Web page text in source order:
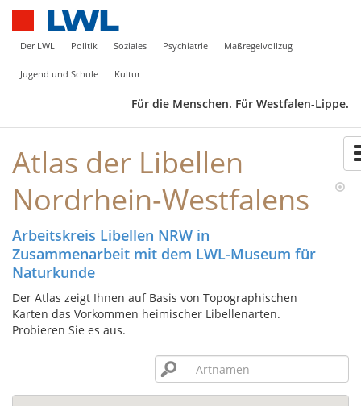
Der LWL Politik Soziales Psychiatrie Maßregelvollzug
Jugend und Schule Kultur
Für die Menschen. Für Westfalen-Lippe.
Atlas der Libellen
Nordrhein-Westfalens
Arbeitskreis Libellen NRW in
Zusammenarbeit mit dem LWL-Museum für
Naturkunde
Der Atlas zeigt Ihnen auf Basis von Topographischen
Karten das Vorkommen heimischer Libellenarten.
Probieren Sie es aus.